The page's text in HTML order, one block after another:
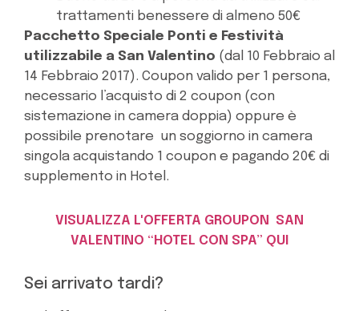
trattamenti benessere di almeno 50€
Pacchetto Speciale Ponti e Festività
utilizzabile a San Valentino (dal 10 Febbraio al
14 Febbraio 2017). Coupon valido per 1 persona,
necessario l’acquisto di 2 coupon (con
sistemazione in camera doppia) oppure è
possibile prenotare un soggiorno in camera
singola acquistando 1 coupon e pagando 20€ di
supplemento in Hotel.
VISUALIZZA L'OFFERTA GROUPON SAN
VALENTINO “HOTEL CON SPA” QUI
Sei arrivato tardi?